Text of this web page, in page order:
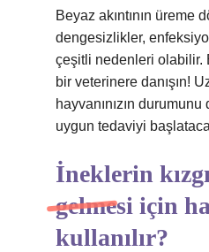
Beyaz akıntının üreme
dengesizlikler,
çeşitli nedenleri olabilir.
bir veterinere danışın!
hayvanınızın
uygun tedaviyi
İneklerin
gelmesi için
kullanılır?